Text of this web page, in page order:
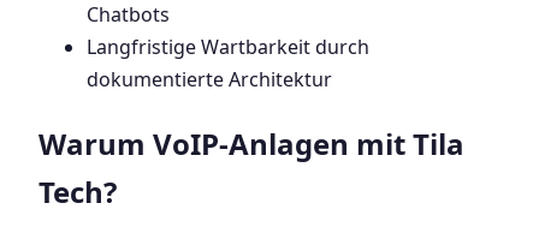
Chatbots
Langfristige Wartbarkeit durch
dokumentierte Architektur
Warum VoIP-Anlagen mit Tila
Tech?